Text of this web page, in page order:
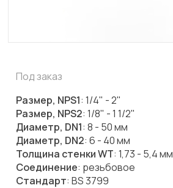
Под заказ
Размер, NPS1: 1/4" - 2"
Размер, NPS2: 1/8" - 1 1/2"
Диаметр, DN1: 8 - 50 мм
Диаметр, DN2: 6 - 40 мм
Толщина стенки WT: 1,73 - 5,4 мм
Соединение: резьбовое
Стандарт: BS 3799